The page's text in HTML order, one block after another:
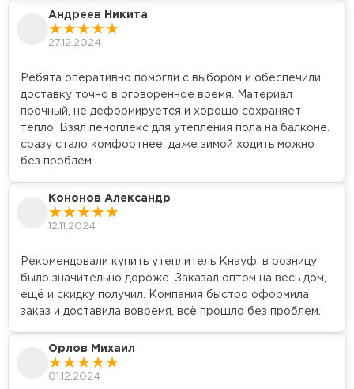
Андреев Никита
27.12.2024
Ребята оперативно помогли с выбором и обеспечили
доставку точно в оговоренное время. Материал
прочный, не деформируется и хорошо сохраняет
тепло. Взял пеноплекс для утепления пола на балконе.
сразу стало комфортнее, даже зимой ходить можно
без проблем.
Кононов Александр
12.11.2024
Рекомендовали купить утеплитель Кнауф, в розницу
было значительно дороже. Заказал оптом на весь дом,
ещё и скидку получил. Компания быстро оформила
заказ и доставила вовремя, всё прошло без проблем.
Орлов Михаил
01.12.2024
Гипсокартон
Утеплитель Неман
Сэндвич-панели
Утеплитель Baswool
ПЕРЕЙТИ